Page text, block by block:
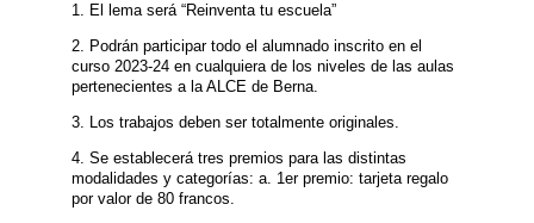
1. El lema será “Reinventa tu escuela”
2. Podrán participar todo el alumnado inscrito en el
curso 2023-24 en cualquiera de los niveles de las aulas
pertenecientes a la ALCE de Berna.
3. Los trabajos deben ser totalmente originales.
4. Se establecerá tres premios para las distintas
modalidades y categorías: a. 1er premio: tarjeta regalo
por valor de 80 francos.